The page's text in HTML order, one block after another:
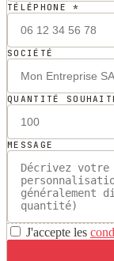
TÉLÉPHONE *
SOCIÉTÉ
QUANTITÉ
MESSAGE
J'accepte les